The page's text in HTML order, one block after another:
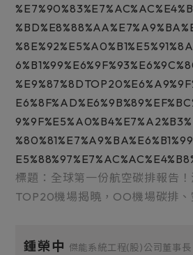
標題：全球第一份航空碳排報告
TOP20機場揭曉，OO機場碳排
鍾榮中 傑能系統工程(股)公司董事長